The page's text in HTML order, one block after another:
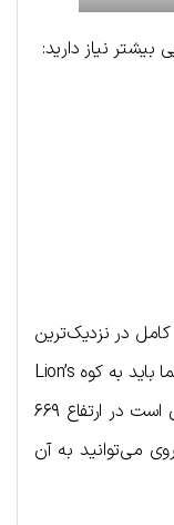
بیشتر نیاز دارید:
در نزدیک‌ترین
حالت ممکن به آسمان را داشته باشید، حتما باید به کوه Lion’s
Head یا سر شیر بروید. کوه سر شیر قله‌ای است در ارتفاع ۶۶۹
دقیقه پیاده روی می‌توانید به آن